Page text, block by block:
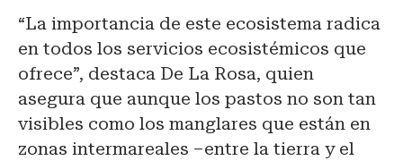
“La importancia de este ecosistema radica
en todos los servicios ecosistémicos que
ofrece”, destaca De La Rosa, quien
asegura que aunque los pastos no son tan
visibles como los manglares que están en
zonas intermareales –entre la tierra y el